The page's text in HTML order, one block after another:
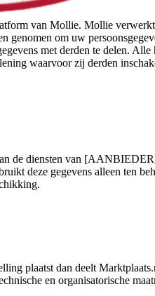
van Mollie. Mollie
genomen om uw
met derden te delen.
waarvoor zij derden
de diensten van
deze gegevens alleen ten
plaatst dan deelt
en organisatorische